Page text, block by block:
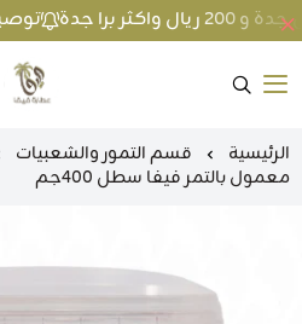
توصيل
متجر
الرئيسية قسم التمور والشعبيات
معمول بالتمر فيفا سطل 400جم